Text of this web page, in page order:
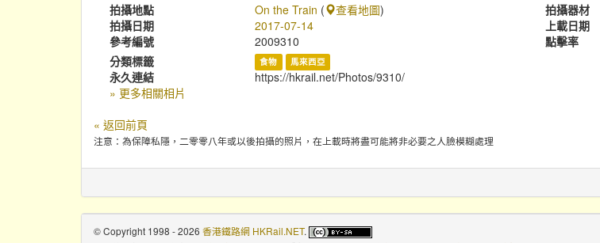
拍攝地點 On the Train ( 查看地圖) 拍攝器材
拍攝日期
2017-07-14 上載日期
參考編號
2009310 點擊率
分類標籤
食物 馬來西亞
永久連結
https://hkrail.net/Photos/9310/
» 更多相關相片
« 返回前頁
注意：為保障私隱，二零零八年或以後拍攝的照片，在上載時將盡可能將非必要之人臉模糊處理
© Copyright 1998 - 2026 香港鐵路網 HKRail.NET.